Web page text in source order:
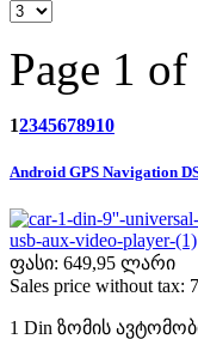
Page 1 of
12345678910
Android GPS Navigation
ფასი: 649,95 ლარი
Sales price without tax:
1 Din ზომის